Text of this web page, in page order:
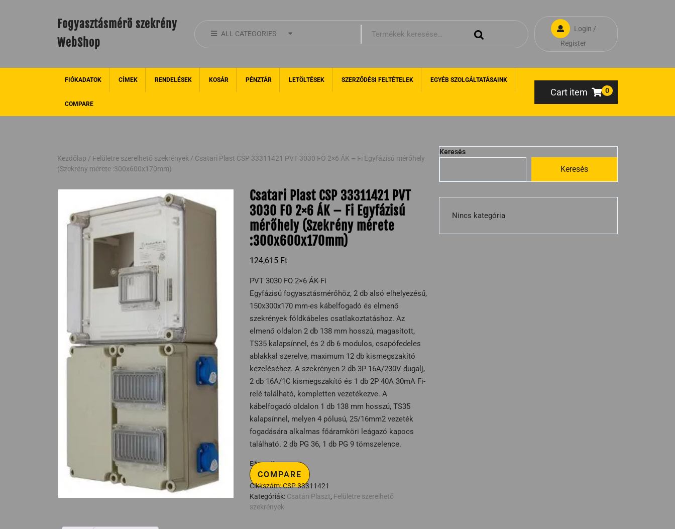
Fogyasztásmérö szekrény
WebShop
ALL CATEGORIES
Login /
Register
FIÓKADATOK CÍMEK RENDELÉSEK KOSÁR PÉNZTÁR LETÖLTÉSEK SZERZŐDÉSI FELTÉTELEK EGYÉB SZOLGÁLTATÁSAINK
COMPARE
Cart item 0
Kezdőlap / Felületre szerelhető szekrények / Csatari Plast CSP 33311421 PVT 3030 FO 2×6 ÁK – Fi Egyfázisú mérőhely
(Szekrény mérete :300x600x170mm)
Csatari Plast CSP 33311421 PVT
3030 FO 2×6 ÁK – Fi Egyfázisú
mérőhely (Szekrény mérete
:300x600x170mm)
124,615 Ft
PVT 3030 FO 2×6 ÁK-Fi
Egyfázisú fogyasztásmérőhöz, 2 db alsó elhelyezésű,
150x300x170 mm-es kábelfogadó és elmenő
szekrények földkábeles csatlakoztatáshoz. Az
elmenő oldalon 2 db 138 mm hosszú, magasított,
TS35 kalapsínnel, és 2 db 6 modulos, csapófedeles
ablakkal szerelve, maximum 12 db kismegszakító
kezeléséhez. A szekrényen 2 db 3P 16A/230V dugalj,
2 db 16A/1C kismegszakító és 1 db 2P 40A 30mA Fi-
relé található, kompletten vezetékezve. A
kábelfogadó oldalon 1 db 138 mm hosszú, TS35
kalapsínnel, melyen 4 pólusú, 25/16mm2 vezeték
fogadására alkalmas főáramköri leágazó kapocs
található. 2 db PG 36, 1 db PG 9 tömszelence.
Elfogyott
COMPARE
Cikkszám:CSP 33311421
Kategóriák: Csatári Plaszt, Felületre szerelhető
szekrények
Keresés
Keresés
Nincs kategória